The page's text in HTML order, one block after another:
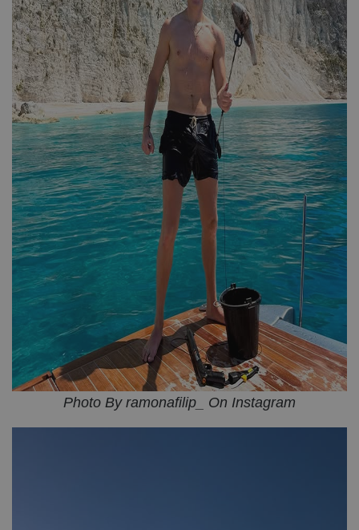
Photo By ramonafilip_ On Instagram